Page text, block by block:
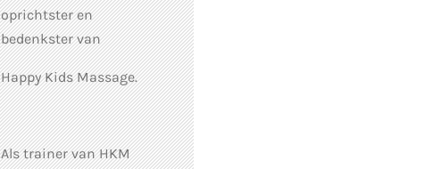
oprichtster en
bedenkster van
Happy Kids Massage.
Als trainer van HKM